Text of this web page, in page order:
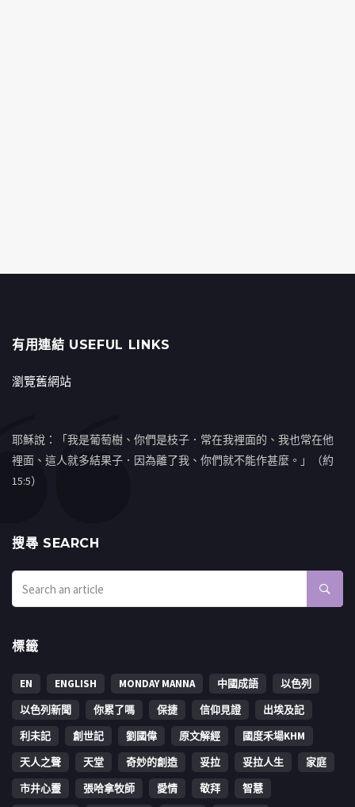
有用連結 USEFUL LINKS
瀏覽舊網站
耶穌說：「我是葡萄樹、你們是枝子．常在我裡面的、我也常在他
裡面、這人就多結果子．因為離了我、你們就不能作甚麼。」（約
15:5）
搜㝷 SEARCH
標籤
EN ENGLISH MONDAY MANNA 中國成語
以色列
以色列新聞
你累了嗎 保捷 信仰見證
出埃及記
利未記
創世記 劉國偉 原文解經
國度禾場KHM
天人之聲
天堂 奇妙的創造 妥拉 妥拉人生
家庭
市井心靈
張哈拿牧師 愛情 敬拜 智慧